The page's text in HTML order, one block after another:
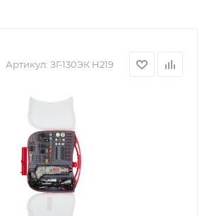
Артикул: ЗГ-130ЭК H219